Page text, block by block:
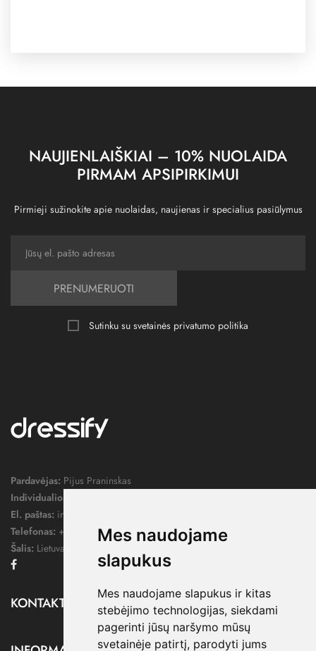
Mes naudojame
slapukus
Mes naudojame slapukus ir kitas
stebėjimo technologijas, siekdami
pagerinti jūsų naršymo mūsų
svetainėje patirtį, parodyti jums
NAUJIENLAIŠKIAI – 10% NUOLAIDA
PIRMAM APSIPIRKIMUI
Pirmieji sužinokite apie nuolaidas, naujienas ir specialius pasiūlymus
PRENUMERUOTI
Sutinku su svetainės privatumo politika
Pardavėjas: Pijus Praninskas
Individualios veiklos pažymos nr.:
El. paštas: info@dressify.lt
Telefonas: +370 676 78578
Šalis: Lietuva
KONTAKTAI